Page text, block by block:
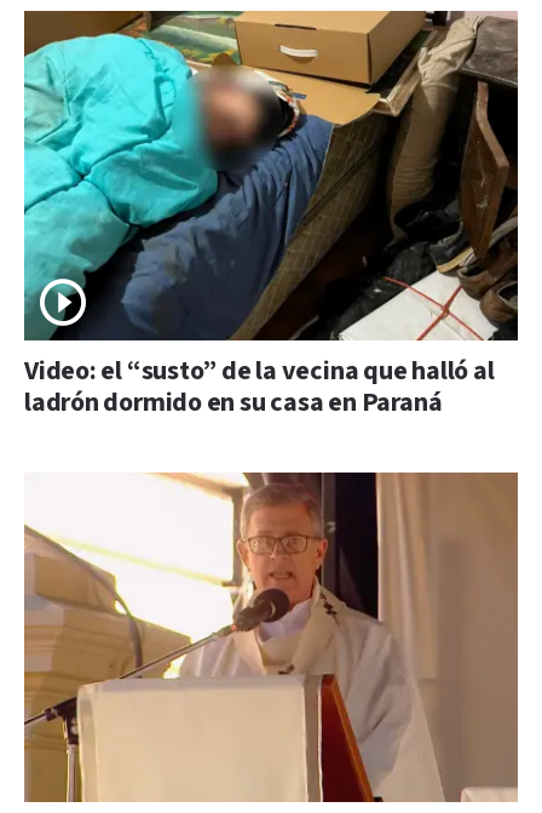
Video: el “susto” de la vecina que halló al
ladrón dormido en su casa en Paraná